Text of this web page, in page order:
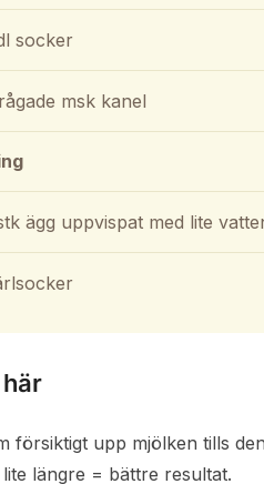
socker
msk kanel
ägg uppvispat med lite
försiktigt upp mjölken tills
lite längre = bättre resultat.